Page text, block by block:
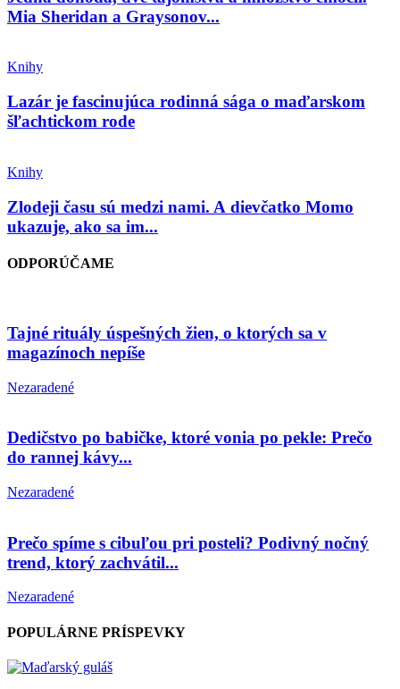
Mia Sheridan a Graysonov...
Knihy
Lazár je fascinujúca rodinná sága o maďarskom
šľachtickom rode
Knihy
Zlodeji času sú medzi nami. A dievčatko Momo
ukazuje, ako sa im...
ODPORÚČAME
Tajné rituály úspešných žien, o ktorých sa v
magazínoch nepíše
Nezaradené
Dedičstvo po babičke, ktoré vonia po pekle: Prečo
do rannej kávy...
Nezaradené
Prečo spíme s cibuľou pri posteli? Podivný nočný
trend, ktorý zachvátil...
Nezaradené
POPULÁRNE PRÍSPEVKY